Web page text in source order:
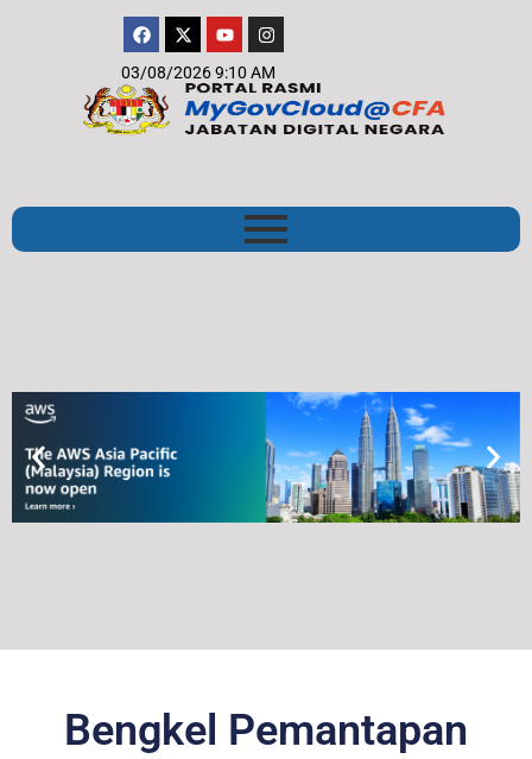
03/08/2026 9:10 AM
Bengkel Pemantapan